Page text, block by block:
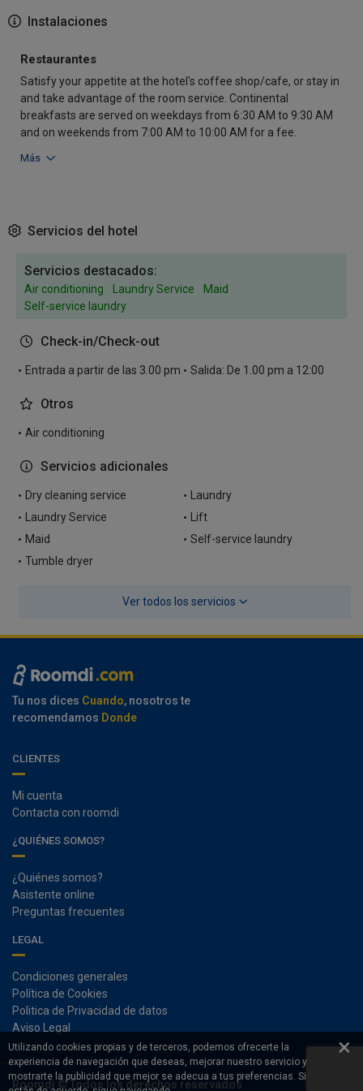
Utilizando cookies propias y de terceros, podemos ofrecerte la
experiencia de navegación que deseas, mejorar nuestro servicio y
mostrarte la publicidad que mejor se adecua a tus preferencias. Si
×
Instalaciones
Restaurantes
Satisfy your appetite at the hotel's coffee shop/cafe, or stay in
and take advantage of the room service. Continental
breakfasts are served on weekdays from 6:30 AM to 9:30 AM
and on weekends from 7:00 AM to 10:00 AM for a fee.
Más
Servicios del hotel
Servicios destacados:
Air conditioning Laundry Service
Maid
Self-service laundry
Check-in/Check-out
Entrada a partir de las 3.00 pm Salida: De 1.00 pm a 12:00
Otros
Air conditioning
Servicios adicionales
Dry cleaning service
Laundry
Laundry Service
Lift
Maid
Self-service laundry
Tumble dryer
Ver todos los servicios
Tu nos dices Cuando, nosotros te
recomendamos Donde
CLIENTES
Mi cuenta
Contacta con roomdi
¿QUIÉNES SOMOS?
¿Quiénes somos?
Asistente online
Preguntas frecuentes
LEGAL
Condiciones generales
Política de Cookies
Politica de Privacidad de datos
Aviso Legal
Roomdi © Todos los derechos reservados